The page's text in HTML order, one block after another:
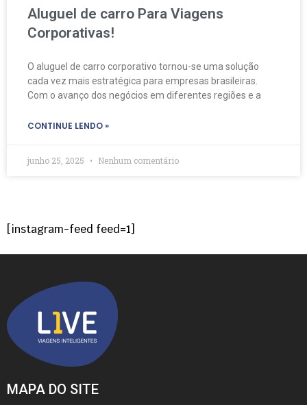
Aluguel de carro Para Viagens
Corporativas!
O aluguel de carro corporativo tornou-se uma solução
cada vez mais estratégica para empresas brasileiras.
Com o avanço dos negócios em diferentes regiões e a
CONTINUE LENDO »
junho 25, 2025 Nenhum comentário
[instagram-feed feed=1]
MAPA DO SITE